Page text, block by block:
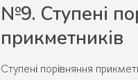
№9. Ступені
прикметників
Ступені порівняння